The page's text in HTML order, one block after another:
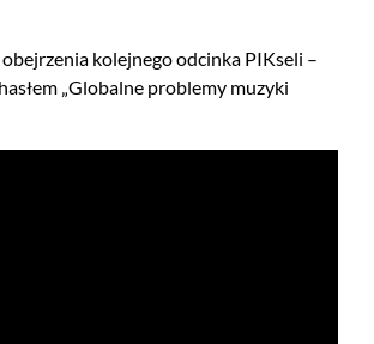
kolejnego odcinka PIKseli –
„Globalne problemy muzyki